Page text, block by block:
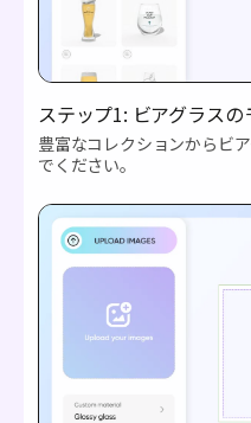
ステップ1: ビアグラス
豊富なコレクションからビ
でください。